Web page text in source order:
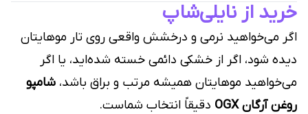
خرید از نایلی‌شاپ
اگر می‌خواهید نرمی و درخشش واقعی روی تار موهایتان
دیده شود، اگر از خشکی دائمی خسته شده‌اید، یا اگر
می‌خواهید موهایتان همیشه مرتب و براق باشد، شامپو
روغن آرگان OGX
دقیقاً انتخاب شماست.